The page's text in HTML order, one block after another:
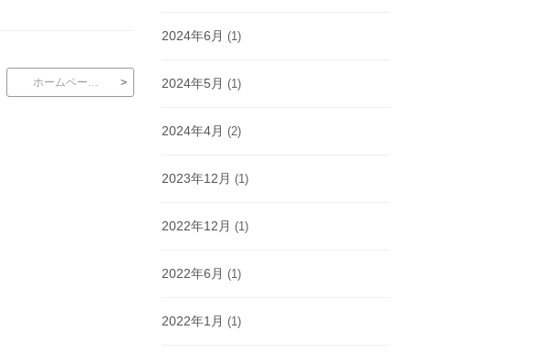
ホームペー…
2024年6月 (1)
2024年5月 (1)
2024年4月 (2)
2023年12月 (1)
2022年12月 (1)
2022年6月 (1)
2022年1月 (1)